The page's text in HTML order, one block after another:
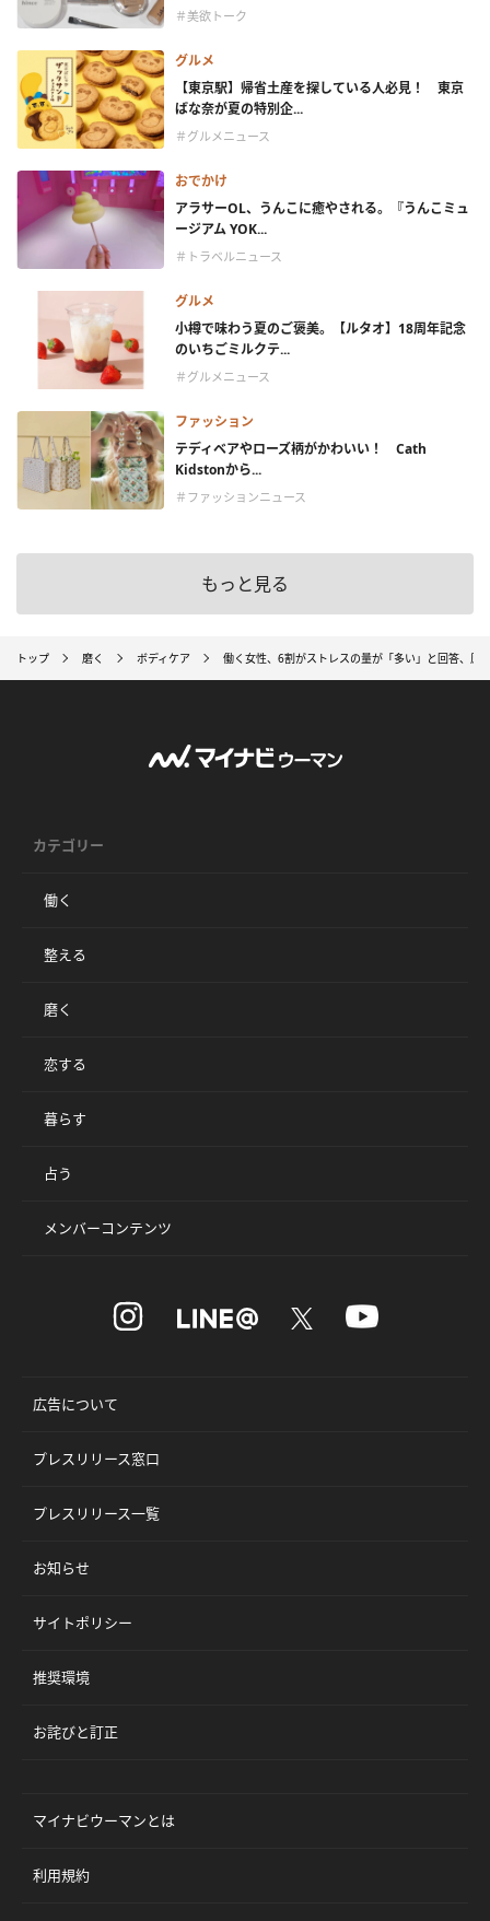
＃美欲トーク
グルメ
【東京駅】帰省土産を探している人必見！ 東京
ばな奈が夏の特別企...
＃グルメニュース
おでかけ
アラサーOL、うんこに癒やされる。『うんこミュ
ージアム YOK...
＃トラベルニュース
グルメ
小樽で味わう夏のご褒美。【ルタオ】18周年記念
のいちごミルクテ...
＃グルメニュース
ファッション
テディベアやローズ柄がかわいい！ Cath
Kidstonから...
＃ファッションニュース
もっと見る
トップ 磨く ボディケア 働く女性、6割がストレスの量が「多い」と回答、原
カテゴリー
働く
整える
磨く
恋する
暮らす
占う
メンバーコンテンツ
広告について
プレスリリース窓口
プレスリリース一覧
お知らせ
サイトポリシー
推奨環境
お詫びと訂正
マイナビウーマンとは
利用規約